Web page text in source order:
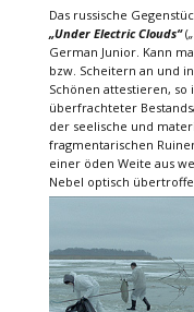
Das russische
„Under Electric Clouds“(
German Junior. Kann
bzw. Scheitern an und
Schönen attestieren, so
überfrachteter
der seelische und
fragmentarischen
einer öden Weite aus
Nebel optisch